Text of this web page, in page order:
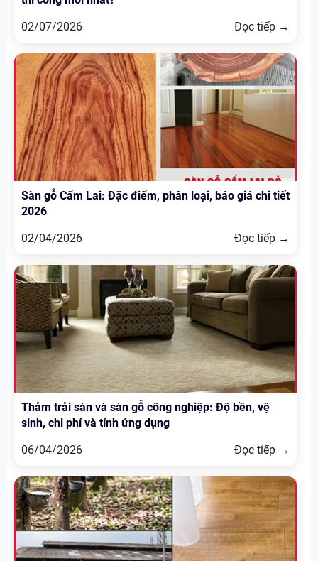
02/07/2026
Đọc tiếp →
Sàn gỗ Cẩm Lai: Đặc điểm, phân loại, báo giá chi tiết
2026
02/04/2026
Đọc tiếp →
Thảm trải sàn và sàn gỗ công nghiệp: Độ bền, vệ
sinh, chi phí và tính ứng dụng
06/04/2026
Đọc tiếp →